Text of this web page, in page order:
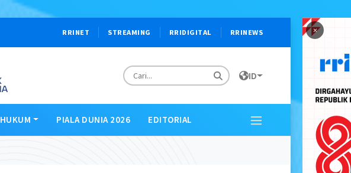
×
RRINET STREAMING RRIDIGITAL RRINEWS
ID
HUKUM PIALA DUNIA 2026 EDITORIAL